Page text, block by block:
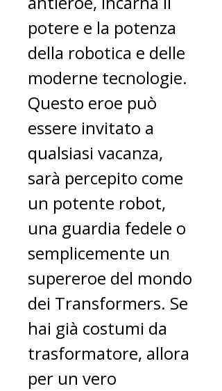
potere e la potenza
della robotica e delle
moderne tecnologie.
Questo eroe può
essere invitato a
qualsiasi vacanza,
sarà percepito come
un potente robot,
una guardia fedele o
semplicemente un
supereroe del mondo
dei Transformers. Se
hai già costumi da
trasformatore, allora
per un vero